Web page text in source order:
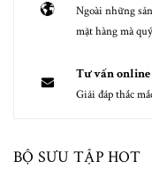
Ngoài những
mặt hàng mà
Tư vấn online
Giải đáp thắc
BỘ SƯU TẬP HOT